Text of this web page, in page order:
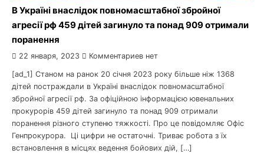
В Україні внаслідок повномасштабної збройної
агресії рф 459 дітей загинуло та понад 909 отримали
поранення
22 января, 2023 Комментариев нет
[ad_1] Станом на ранок 20 січня 2023 року більше ніж 1368
дітей постраждали в Україні внаслідок повномасштабної
збройної агресії рф. За офіційною інформацією ювенальних
прокурорів 459 дітей загинуло та понад 909 отримали
поранення різного ступеню тяжкості. Про це повідомляє Офіс
Генпрокурора. Ці цифри не остаточні. Триває робота з їх
встановлення в місцях ведення бойових дій, […]